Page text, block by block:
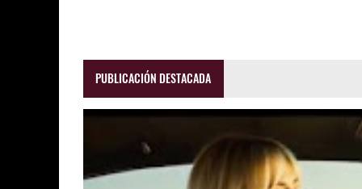
PUBLICACIÓN DESTACADA